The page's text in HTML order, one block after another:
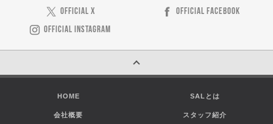
OFFICIAL X
OFFICIAL FACEBOOK
OFFICIAL INSTAGRAM
HOME SALとは
会社概要 スタッフ紹介